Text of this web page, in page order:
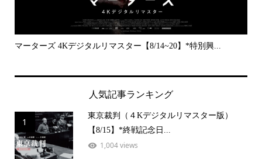
マーターズ 4Kデジタルリマスター【8/14~20】*特別興...
人気記事ランキング
1
東京裁判（４Kデジタルリマスター版）
【8/15】*終戦記念日...
1,004 views